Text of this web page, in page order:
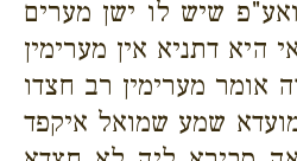
שיש לו ישן מערים
היא דתניא אין מערימין
אומר מערימין רב חצדו
שמע שמואל איקפד